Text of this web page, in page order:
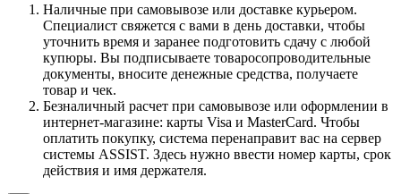
Наличные при самовывозе или доставке курьером.
Специалист свяжется с вами в день доставки, чтобы
уточнить время и заранее подготовить сдачу с любой
купюры. Вы подписываете товаросопроводительные
документы, вносите денежные средства, получаете
товар и чек.
Безналичный расчет при самовывозе или оформлении в
интернет-магазине: карты Visa и MasterCard. Чтобы
оплатить покупку, система перенаправит вас на сервер
системы ASSIST. Здесь нужно ввести номер карты, срок
действия и имя держателя.